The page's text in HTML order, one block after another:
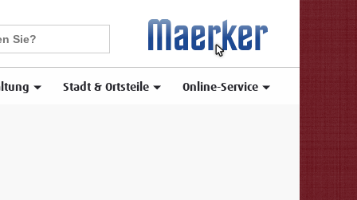
Stadt & Ortsteile Online-Service